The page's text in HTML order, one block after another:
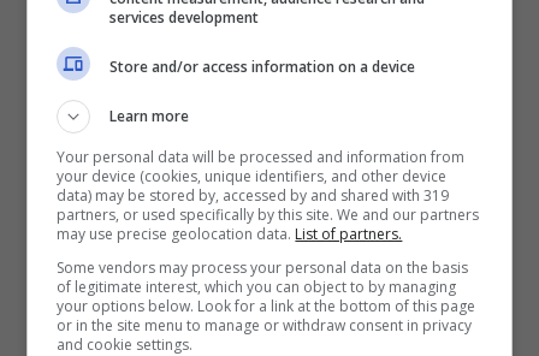
minuti della frazione, la squadra di Baroni si
ricompatta subito e non fa filtrare nulla se
non qualche tiro dalla distanza felsineo. I
padroni di casa provano a sbloccarla con gli
ingressi diOrsolini, Freuler e Fabbianma non
basta e le due squadre si dividono la posta in
palio. La squadra di Italiano rimane nelle zone
alte al sesto posto a quindici punti a pari punti
con laJuventus.
services development
Store and/or access information on a device
Learn more
Your personal data will be processed and information from
your device (cookies, unique identifiers, and other device
data) may be stored by, accessed by and shared with 319
partners, or used specifically by this site. We and our partners
may use precise geolocation data. List of partners.
Some vendors may process your personal data on the basis
of legitimate interest, which you can object to by managing
your options below. Look for a link at the bottom of this page
or in the site menu to manage or withdraw consent in privacy
and cookie settings.